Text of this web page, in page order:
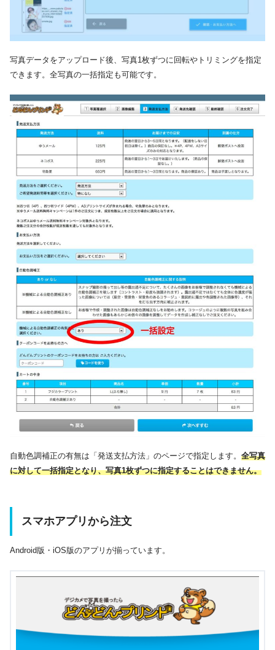
写真データをアップロード後、写真1枚ずつに回転やトリミングを指定
できます。全写真の一括指定も可能です。
自動色調補正の有無は「発送支払方法」のページで指定します。 全写真
に対して一括指定となり、写真1枚ずつに指定することはできません。
スマホアプリから注文
Android版・iOS版のアプリが揃っています。